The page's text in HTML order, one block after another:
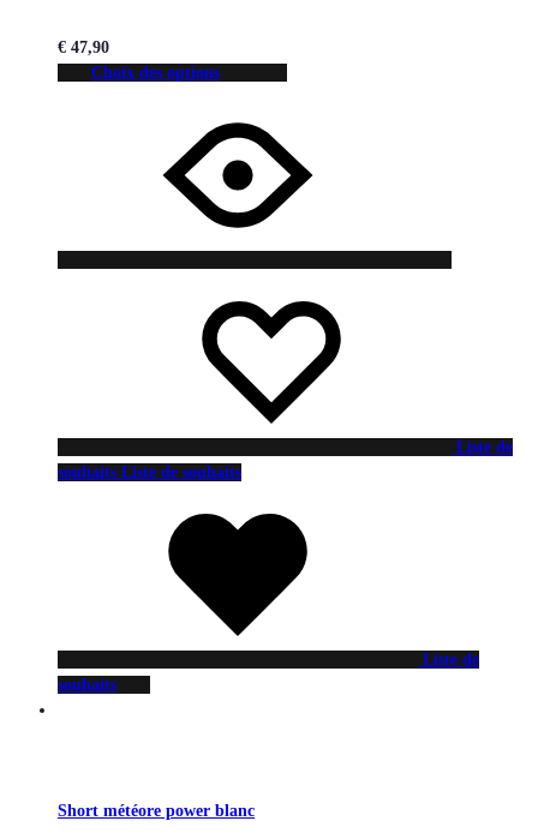
€ 47,90
Choix des options
Liste de
souhaits Liste de souhaits
Liste de
souhaits
Short météore power blanc